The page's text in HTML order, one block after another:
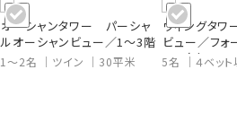
オーシャンタワー パーシャ
ルオーシャンビュー／1～3階
1～2名 ツイン 30平米
ウィングタ
ビュー／フォ
員５名）
5名 ４ベッ